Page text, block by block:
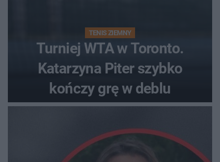
TENIS ZIEMNY
Turniej WTA w Toronto.
Katarzyna Piter szybko
kończy grę w deblu